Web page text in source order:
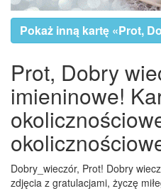
Pokaż inną kartę «Prot,
Prot, Dobry
imieninowe!
Dobry_wieczór, Prot! Dobry
zdjęcia z gratulacjami, życzę